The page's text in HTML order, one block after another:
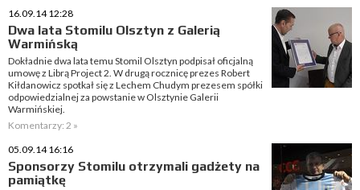
16.09.14 12:28
Dwa lata Stomilu Olsztyn z Galerią
Warmińską
Dokładnie dwa lata temu Stomil Olsztyn podpisał oficjalną
umowę z Librą Project 2. W drugą rocznicę prezes Robert
Kiłdanowicz spotkał się z Lechem Chudym prezesem spółki
odpowiedzialnej za powstanie w Olsztynie Galerii
Warmińskiej.
Komentarzy: 2 »
05.09.14 16:16
Sponsorzy Stomilu otrzymali gadżety na
pamiątkę